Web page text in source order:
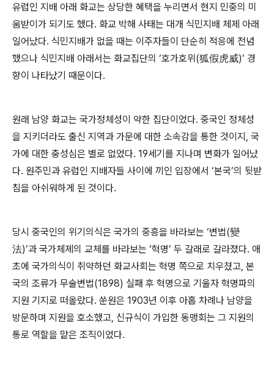
유럽인 지배 아래 화교는 상당한 혜택을 누리면서 현지 민중의 미
움받이가 되기도 했다. 화교 박해 사태는 대개 식민지배 체제 아래
일어났다. 식민지배가 없을 때는 이주자들이 단순히 적응에 전념
했으나 식민지배 아래서는 화교집단의 ‘호가호위 (狐假虎威)’ 경
향이 나타났기 때문이다.
원래 남양 화교는 국가정체성이 약한 집단이었다. 중국인 정체성
을 지키더라도 출신 지역과 가문에 대한 소속감을 통한 것이지 , 국
가에 대한 충성심은 별로 없었다. 19세기를 지나며 변화가 일어났
다. 원주민과 유럽인 지배자들 사이에 끼인 입장에서 ‘본국’의 뒷받
침을 아쉬워하게 된 것이다.
당시 중국인의 위기의식은 국가의 중흥을 바라보는 ‘변법(變
法)’과 국가체제의 교체를 바라보는 ‘혁명’ 두 갈래로 갈라졌다. 애
초에 국가의식이 취약하던 화교사회는 혁명 쪽으로 치우쳤고, 본
국의 조류가 무술변법(1898) 실패 후 혁명으로 기울자 혁명파의
지원 기지로 떠올랐다. 쑨원은 1903년 이후 아홉 차례나 남양을
방문하며 지원을 호소했고, 신규식이 가입한 동맹회는 그 지원의
통로 역할을 맡은 조직이었다.